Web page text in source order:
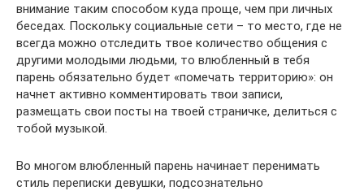
внимание таким способом куда проще, чем при личных
беседах. Поскольку социальные сети – то место, где не
всегда можно отследить твое количество общения с
другими молодыми людьми, то влюбленный в тебя
парень обязательно будет «помечать территорию»: он
начнет активно комментировать твои записи,
размещать свои посты на твоей страничке, делиться с
тобой музыкой.
Во многом влюбленный парень начинает перенимать
стиль переписки девушки, подсознательно